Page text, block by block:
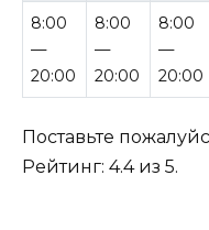
8:00
—
20:00
8:00
—
20:00
8:00
—
20:00
Поставьте
Рейтинг: 4.4из 5.